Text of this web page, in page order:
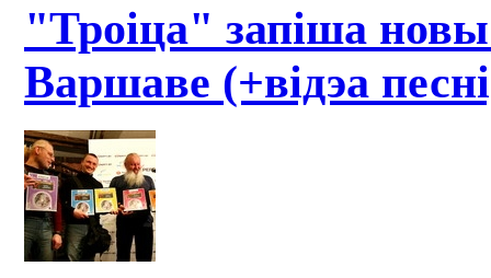
"Троіца" запіша
Варшаве (+відэа